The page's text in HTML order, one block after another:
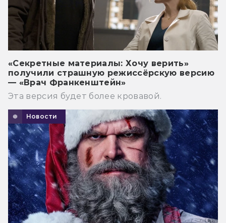
«Секретные материалы: Хочу верить»
получили страшную режиссёрскую версию
— «Врач Франкенштейн»
Эта версия будет более кровавой.
Новости